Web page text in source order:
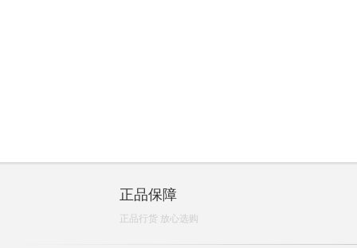
正品保障
正品行货 放心选购